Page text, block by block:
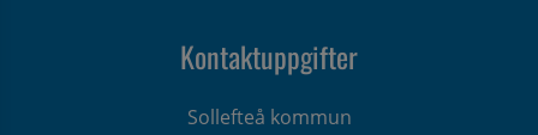
Kontaktuppgifter
Sollefteå kommun